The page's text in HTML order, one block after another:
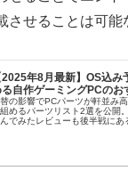
させることは可能
2025年8月最新】OS込
自作ゲーミングPCのお
の影響でPCパーツが軒並み
めるパーツリスト2選を公開
でみたレビューも後半戦にあ